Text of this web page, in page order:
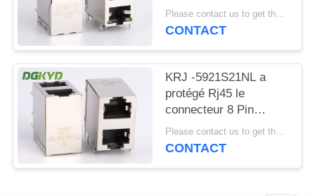
PRIVÉE
With Magnetics Right
Angle du module 2
Please contact us to get the latest price. MOQ:1 morceau
CONTACT
KRJ -5921S21NL a
protégé Rj45 le
connecteur 8 Pin
Modular Jack que 2x1
a compensé la pile
Please contact us to get the latest price. MOQ:1 morceau
CONTACT